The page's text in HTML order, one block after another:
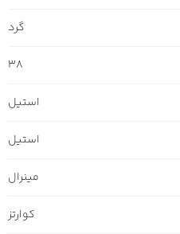
گرد
38
استیل
استیل
مینرال
کوارتز